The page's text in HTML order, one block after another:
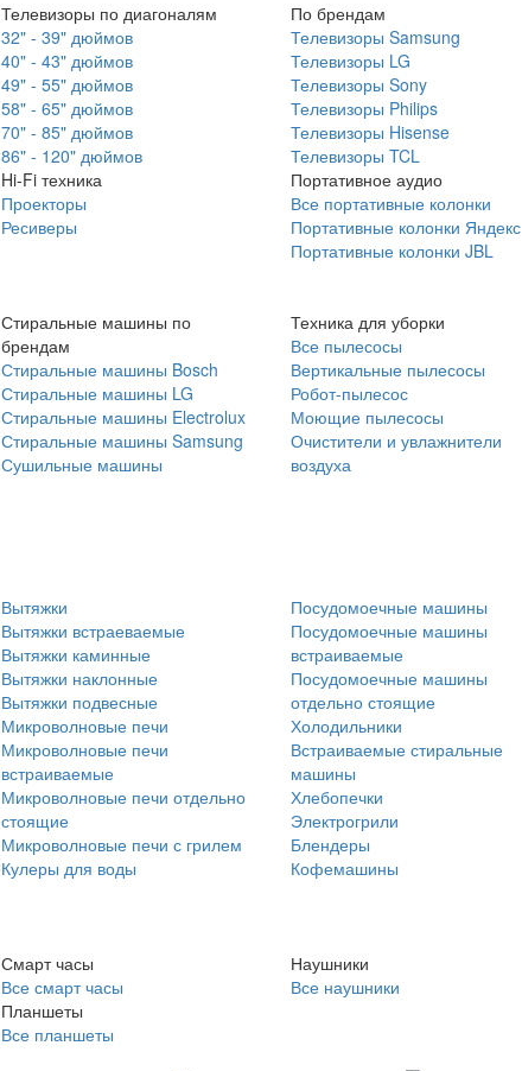
Телевизоры по диагоналям
32" - 39" дюймов
40" - 43" дюймов
49" - 55" дюймов
58" - 65" дюймов
70" - 85" дюймов
86" - 120" дюймов
Hi-Fi техника
Проекторы
Ресиверы
По брендам
Телевизоры Samsung
Телевизоры LG
Телевизоры Sony
Телевизоры Philips
Телевизоры Hisense
Телевизоры TCL
Портативное аудио
Все портативные колонки
Портативные колонки Яндекс
Портативные колонки JBL
Стиральные машины по
брендам
Стиральные машины Bosch
Стиральные машины LG
Стиральные машины Electrolux
Стиральные машины Samsung
Сушильные машины
Техника для уборки
Все пылесосы
Вертикальные пылесосы
Робот-пылесос
Моющие пылесосы
Очистители и увлажнители
воздуха
Вытяжки
Вытяжки встраеваемые
Вытяжки каминные
Вытяжки наклонные
Вытяжки подвесные
Микроволновые печи
Микроволновые печи
встраиваемые
Микроволновые печи отдельно
стоящие
Микроволновые печи с грилем
Кулеры для воды
Посудомоечные машины
Посудомоечные машины
встраиваемые
Посудомоечные машины
отдельно стоящие
Холодильники
Встраиваемые стиральные
машины
Хлебопечки
Электрогрили
Блендеры
Кофемашины
Смарт часы
Все смарт часы
Планшеты
Все планшеты
Наушники
Все наушники